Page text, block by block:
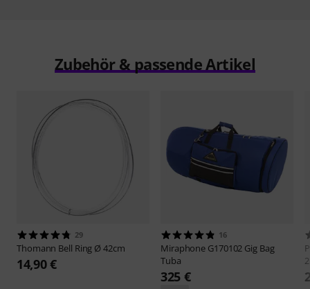
Zubehör & passende Artikel
29
Thomann Bell Ring Ø 42cm
14,90 €
16
Miraphone G170102 Gig Bag
Tuba
325 €